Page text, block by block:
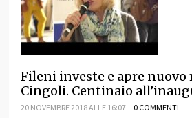
Fileni investe e apre nuovo
Cingoli. Centinaio
20 NOVEMBRE 2018 ALLE 16:07 0 COMMENTI